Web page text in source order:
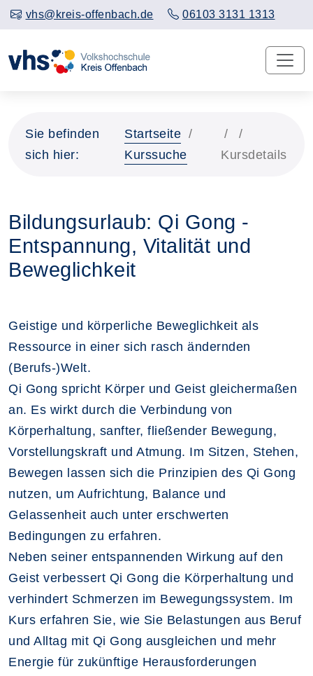
vhs@kreis-offenbach.de 06103 3131 1313
Sie befinden
sich hier:
Startseite
Kurssuche
Kursdetails
Bildungsurlaub: Qi Gong -
Entspannung, Vitalität und
Beweglichkeit
Geistige und körperliche Beweglichkeit als
Ressource in einer sich rasch ändernden
(Berufs-)Welt.
Qi Gong spricht Körper und Geist gleichermaßen
an. Es wirkt durch die Verbindung von
Körperhaltung, sanfter, fließender Bewegung,
Vorstellungskraft und Atmung. Im Sitzen, Stehen,
Bewegen lassen sich die Prinzipien des Qi Gong
nutzen, um Aufrichtung, Balance und
Gelassenheit auch unter erschwerten
Bedingungen zu erfahren.
Neben seiner entspannenden Wirkung auf den
Geist verbessert Qi Gong die Körperhaltung und
verhindert Schmerzen im Bewegungssystem. Im
Kurs erfahren Sie, wie Sie Belastungen aus Beruf
und Alltag mit Qi Gong ausgleichen und mehr
Energie für zukünftige Herausforderungen